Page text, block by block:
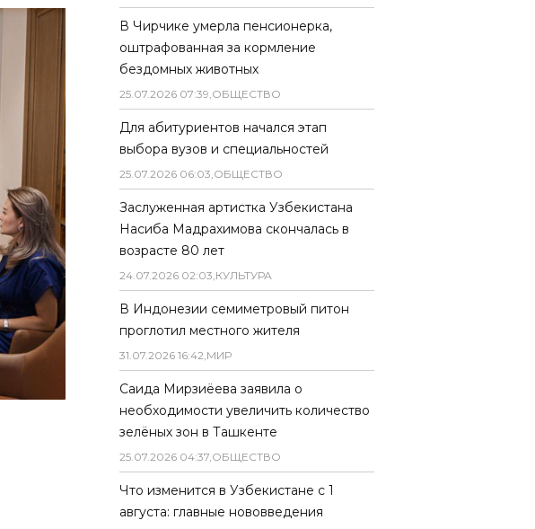
В Чирчике умерла пенсионерка,
оштрафованная за кормление
бездомных животных
25.07.2026 07:39,ОБЩЕСТВО
Для абитуриентов начался этап
выбора вузов и специальностей
25.07.2026 06:03,ОБЩЕСТВО
Заслуженная артистка Узбекистана
Насиба Мадрахимова скончалась в
возрасте 80 лет
24.07.2026 02:03,КУЛЬТУРА
В Индонезии семиметровый питон
проглотил местного жителя
31.07.2026 16:42,МИР
Саида Мирзиёева заявила о
необходимости увеличить количество
зелёных зон в Ташкенте
25.07.2026 04:37,ОБЩЕСТВО
Что изменится в Узбекистане с 1
августа: главные нововведения